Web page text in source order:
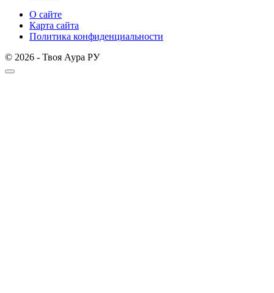
О сайте
Карта сайта
Политика конфиденциальности
© 2026 - Твоя Аура РУ